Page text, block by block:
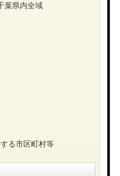
葉県内全域
る市区町村等